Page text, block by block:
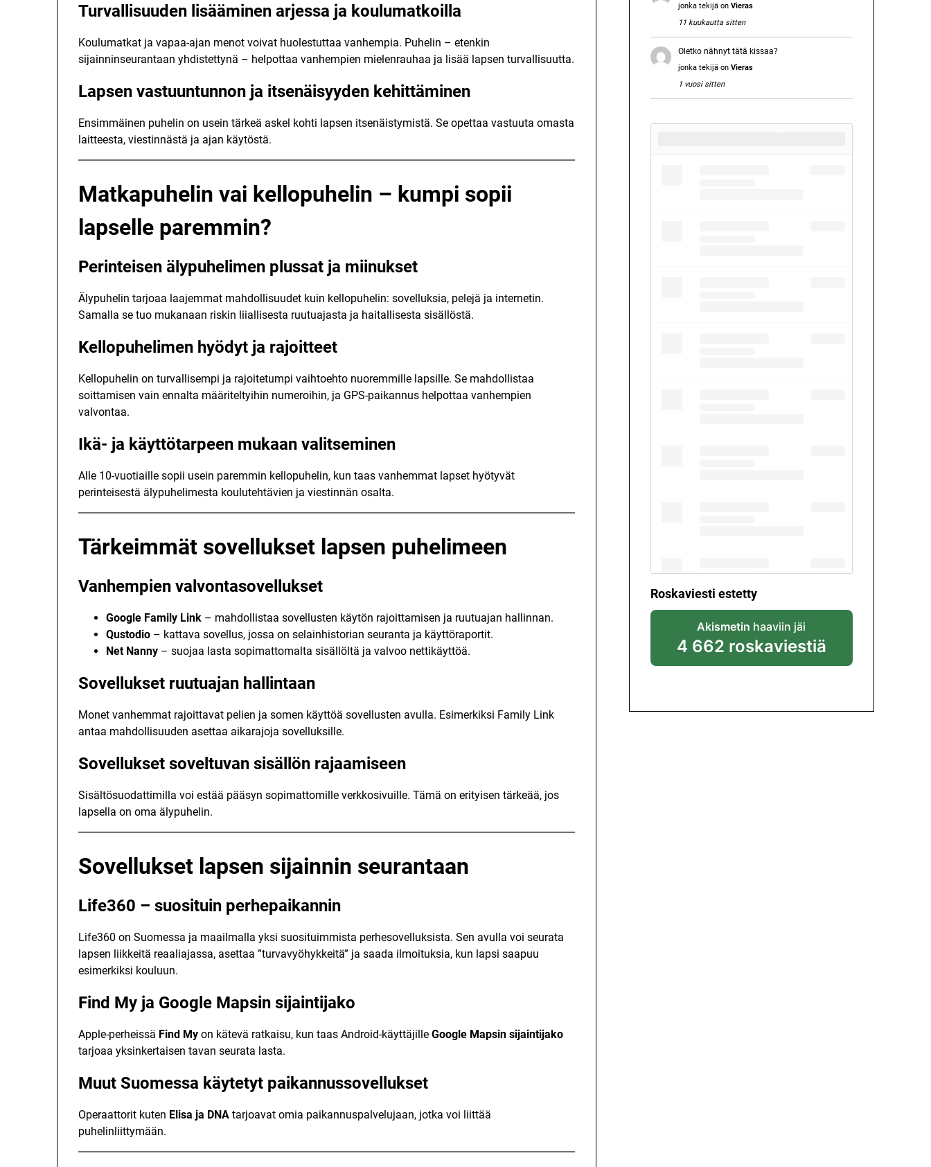
Turvallisuuden lisääminen arjessa ja koulumatkoilla
Koulumatkat ja vapaa-ajan menot voivat huolestuttaa vanhempia. Puhelin – etenkin
sijainninseurantaan yhdistettynä – helpottaa vanhempien mielenrauhaa ja lisää lapsen turvallisuutta.
Lapsen vastuuntunnon ja itsenäisyyden kehittäminen
Ensimmäinen puhelin on usein tärkeä askel kohti lapsen itsenäistymistä. Se opettaa vastuuta omasta
laitteesta, viestinnästä ja ajan käytöstä.
Matkapuhelin vai kellopuhelin – kumpi sopii
lapselle paremmin?
Perinteisen älypuhelimen plussat ja miinukset
Älypuhelin tarjoaa laajemmat mahdollisuudet kuin kellopuhelin: sovelluksia, pelejä ja internetin.
Samalla se tuo mukanaan riskin liiallisesta ruutuajasta ja haitallisesta sisällöstä.
Kellopuhelimen hyödyt ja rajoitteet
Kellopuhelin on turvallisempi ja rajoitetumpi vaihtoehto nuoremmille lapsille. Se mahdollistaa
soittamisen vain ennalta määriteltyihin numeroihin, ja GPS-paikannus helpottaa vanhempien
valvontaa.
Ikä- ja käyttötarpeen mukaan valitseminen
Alle 10-vuotiaille sopii usein paremmin kellopuhelin, kun taas vanhemmat lapset hyötyvät
perinteisestä älypuhelimesta koulutehtävien ja viestinnän osalta.
Tärkeimmät sovellukset lapsen puhelimeen
Vanhempien valvontasovellukset
Google Family Link – mahdollistaa sovellusten käytön rajoittamisen ja ruutuajan hallinnan.
Qustodio – kattava sovellus, jossa on selainhistorian seuranta ja käyttöraportit.
Net Nanny – suojaa lasta sopimattomalta sisällöltä ja valvoo nettikäyttöä.
Sovellukset ruutuajan hallintaan
Monet vanhemmat rajoittavat pelien ja somen käyttöä sovellusten avulla. Esimerkiksi Family Link
antaa mahdollisuuden asettaa aikarajoja sovelluksille.
Sovellukset soveltuvan sisällön rajaamiseen
Sisältösuodattimilla voi estää pääsyn sopimattomille verkkosivuille. Tämä on erityisen tärkeää, jos
lapsella on oma älypuhelin.
Sovellukset lapsen sijainnin seurantaan
Life360 – suosituin perhepaikannin
Life360 on Suomessa ja maailmalla yksi suosituimmista perhesovelluksista. Sen avulla voi seurata
lapsen liikkeitä reaaliajassa, asettaa ”turvavyöhykkeitä” ja saada ilmoituksia, kun lapsi saapuu
esimerkiksi kouluun.
Find My ja Google Mapsin sijaintijako
Apple-perheissä Find My on kätevä ratkaisu, kun taas Android-käyttäjille Google Mapsin sijaintijako
tarjoaa yksinkertaisen tavan seurata lasta.
Muut Suomessa käytetyt paikannussovellukset
Operaattorit kuten Elisa ja DNA tarjoavat omia paikannuspalvelujaan, jotka voi liittää
puhelinliittymään.
jonka tekijä on Vieras
11 kuukautta sitten
Oletko nähnyt tätä kissaa?
jonka tekijä on Vieras
1 vuosi sitten
Roskaviesti estetty
Akismetin haaviin jäi
4 662 roskaviestiä